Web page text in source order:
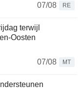
07/08
RE
terwijl
Oosten
07/08
MT